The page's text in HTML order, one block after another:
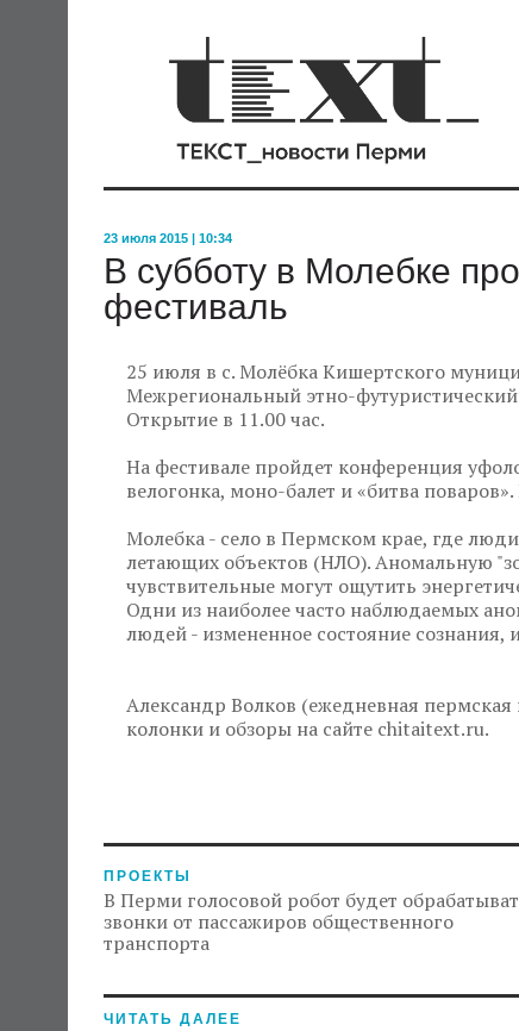
23 июля 2015 | 10:34
В субботу в Молебке
фестиваль
25 июля в с. Молёбка Кишертского
Межрегиональный этно-
Открытие в 11.00 час.
На фестивале пройдет конференция
велогонка, моно-балет и «битва
Молебка - село в Пермском крае, где
летающих объектов (НЛО). Аномальную
чувствительные могут ощутить
Одни из наиболее часто наблюдаемых
людей - измененное состояние сознания,
Александр Волков (ежедневная
колонки и обзоры на сайте chitaitext.ru.
ПРОЕКТЫ
В Перми голосовой робот будет
звонки от пассажиров общественного
транспорта
ЧИТАТЬ ДАЛЕЕ